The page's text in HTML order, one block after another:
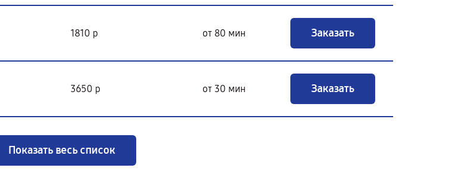
1810 р от 80 мин Заказать
3650 р от 30 мин Заказать
Показать весь список